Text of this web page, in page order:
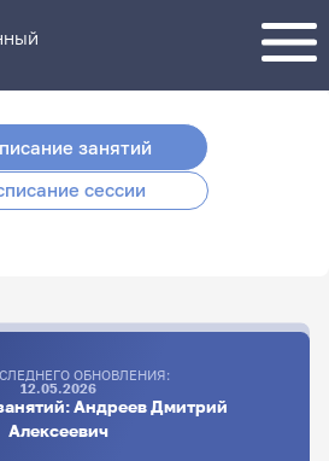
занятий
сессии
ОБНОВЛЕНИЯ:
12.05.2026
Андреев Дмитрий
Алексеевич